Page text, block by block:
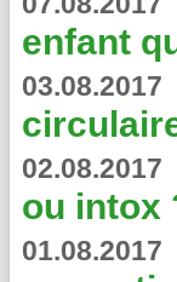
enfant
03.08.2017
02.08.2017
ou intox
01.08.2017